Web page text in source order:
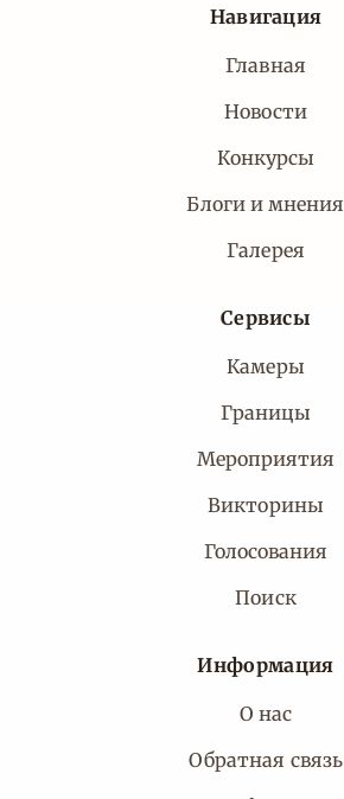
Навигация
Главная
Новости
Конкурсы
Блоги и мнения
Галерея
Сервисы
Камеры
Границы
Мероприятия
Викторины
Голосования
Поиск
Информация
О нас
Обратная связь